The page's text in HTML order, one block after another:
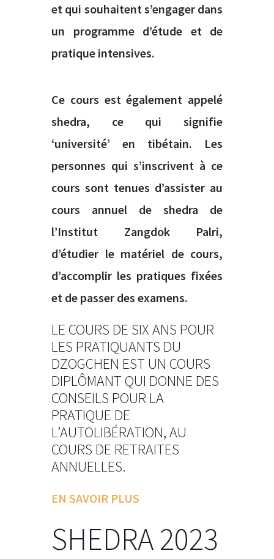
et qui souhaitent s’engager dans
un programme d’étude et de
pratique intensives.
Ce cours est également appelé
shedra, ce qui signifie
‘université’ en tibétain. Les
personnes qui s’inscrivent à ce
cours sont tenues d’assister au
cours annuel de shedra de
l’Institut Zangdok Palri,
d’étudier le matériel de cours,
d’accomplir les pratiques fixées
et de passer des examens.
LE COURS DE SIX ANS POUR
LES PRATIQUANTS DU
DZOGCHEN EST UN COURS
DIPLÔMANT QUI DONNE DES
CONSEILS POUR LA
PRATIQUE DE
L’AUTOLIBÉRATION, AU
COURS DE RETRAITES
ANNUELLES.
EN SAVOIR PLUS
SHEDRA 2023